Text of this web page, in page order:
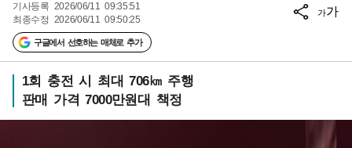
기사등록 2026/06/11 09:35:51
최종수정 2026/06/11 09:50:25
구글에서 선호하는 매체로 추가
가가
1회 충전 시 최대 706㎞ 주행
판매 가격 7000만원대 책정